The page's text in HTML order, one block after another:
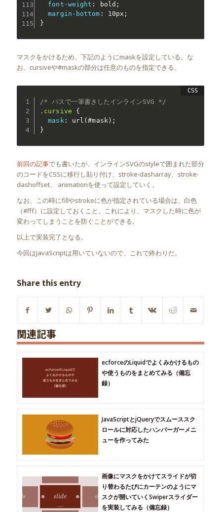
font-weight : bold ;
margin-bottom : 10px ;
}
マスクをかけるため、下記のようにmaskを設定している。な
お、cursiveや#maskの部分は任意のものを指定できる。
/* パスで一筆書きしたインラインSVG */
.cursive
{
mask : url(#mask) ;
}
前回の記事でも書いたが、インラインSVGのstyleで囲まれた部分
のコードをCSSに移行し貼り付け、stroke-dasharray、stroke-
dashoffset、 animationを使って設定していく。
なお、この時にfillやstrokeに色が指定されている場合は、白色
（#fff）に設定しておくこと。これにより、マスクした時に色が
変わってしまうことを防ぐことができる。
以上で実装完了となる。
今回はJavaScriptは用いていないので、これで終わりだ。
Share this entry
関連記事
ecforceのLiquidでよくみかけるもの
や使うものをまとめてみる（備忘
録）
JavaScriptとjQueryでスムーススク
ロールに対応したハンバーガーメニ
ューを作ってみた
画像にマスクをかけてスライドが切
り替わるたびにカーテンのようにマ
スクが開いていくSwiperスライダー
を実装してみる（備忘録）